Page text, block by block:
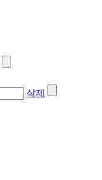
삭제